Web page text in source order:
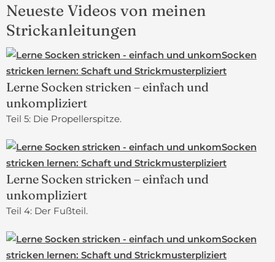
Neueste Videos von meinen
Strickanleitungen
Lerne Socken stricken – einfach und
unkompliziert
Teil 5: Die Propellerspitze.
Lerne Socken stricken – einfach und
unkompliziert
Teil 4: Der Fußteil.